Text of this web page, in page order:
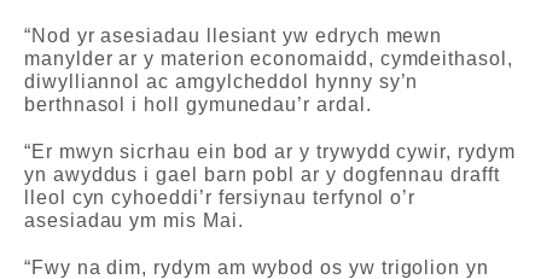
“Nod yr asesiadau llesiant yw edrych mewn
manylder ar y materion economaidd, cymdeithasol,
diwylliannol ac amgylcheddol hynny sy’n
berthnasol i holl gymunedau’r ardal.
“Er mwyn sicrhau ein bod ar y trywydd cywir, rydym
yn awyddus i gael barn pobl ar y dogfennau drafft
lleol cyn cyhoeddi’r fersiynau terfynol o’r
asesiadau ym mis Mai.
“Fwy na dim, rydym am wybod os yw trigolion yn